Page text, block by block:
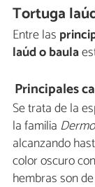
Tortuga
Entre las
laúd o baula
Principales
Se trata de la
la familia
alcanzando
color oscuro
hembras son